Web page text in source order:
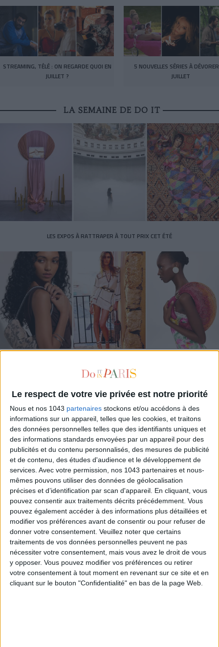
Le respect de votre vie privée est notre priorité
Nous et nos 1043 partenaires stockons et/ou accédons à des
informations sur un appareil, telles que les cookies, et traitons
des données personnelles telles que des identifiants uniques et
des informations standards envoyées par un appareil pour des
publicités et du contenu personnalisés, des mesures de publicité
et de contenu, des études d'audience et le développement de
services. Avec votre permission, nos 1043 partenaires et nous-
mêmes pouvons utiliser des données de géolocalisation
précises et d’identification par scan d'appareil. En cliquant, vous
pouvez consentir aux traitements décrits précédemment. Vous
pouvez également accéder à des informations plus détaillées et
modifier vos préférences avant de consentir ou pour refuser de
donner votre consentement. Veuillez noter que certains
traitements de vos données personnelles peuvent ne pas
nécessiter votre consentement, mais vous avez le droit de vous
y opposer. Vous pouvez modifier vos préférences ou retirer
votre consentement à tout moment en revenant sur ce site et en
cliquant sur le bouton "Confidentialité" en bas de la page Web.
STREAMING, TÉLÉ : ON REGARDE QUOI EN
JUILLET ?
5 NOUVELLES SÉRIES À
JUILLET
LA SEMAINE DE DO IT
LES EXPOS À RATTRAPER À TOUT PRIX CET ÉTÉ
CONNAISSEZ-VOUS LE AIRBNB DE LA PISCINE AUTOUR DE PARIS ?